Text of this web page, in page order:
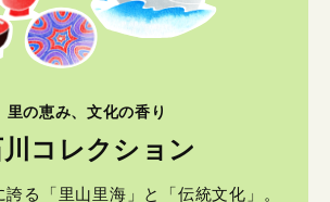
里の恵み、文化の香り
コレクション
る「里山里海」と「伝統文化」。